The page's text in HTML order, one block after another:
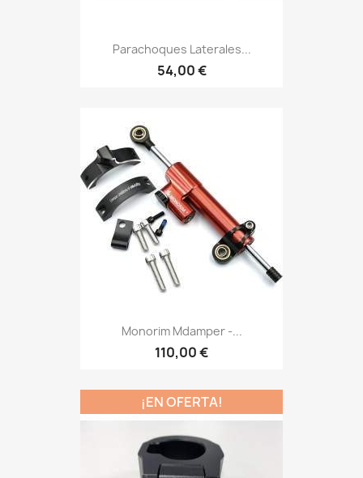
Parachoques Laterales...
54,00 €
Monorim Mdamper -...
110,00 €
¡EN OFERTA!